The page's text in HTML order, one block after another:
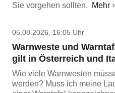
Sie vorgehen sollten.
Mehr
05.08.2026, 16:05 Uhr
Warnweste und
gilt in Österreich und
Wie viele Warnwesten
werden? Muss ich meine